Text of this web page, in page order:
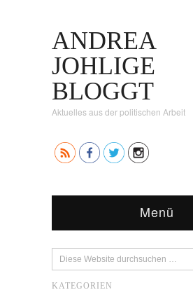
ANDREA
JOHLIGE
BLOGGT
Aktuelles aus der politischen Arbeit
Menü
KATEGORIEN